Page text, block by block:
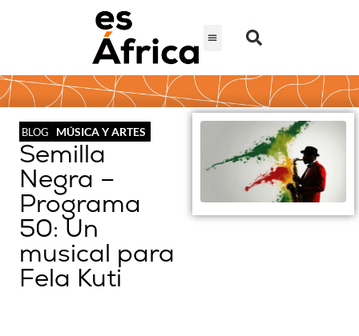
BLOG MÚSICA Y ARTES
Semilla
Negra –
Programa
50: Un
musical para
Fela Kuti